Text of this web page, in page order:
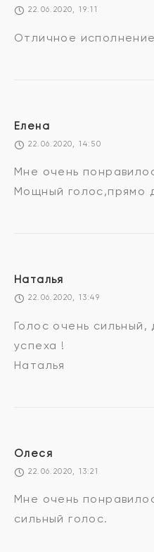
22.06.2020, 19:11
Отличное
Елена
22.06.2020, 14:50
Мне очень
Мощный голос,прямо
Наталья
22.06.2020, 13:49
Голос очень
успеха !
Наталья
Олеся
22.06.2020, 13:21
Мне очень
сильный голос.